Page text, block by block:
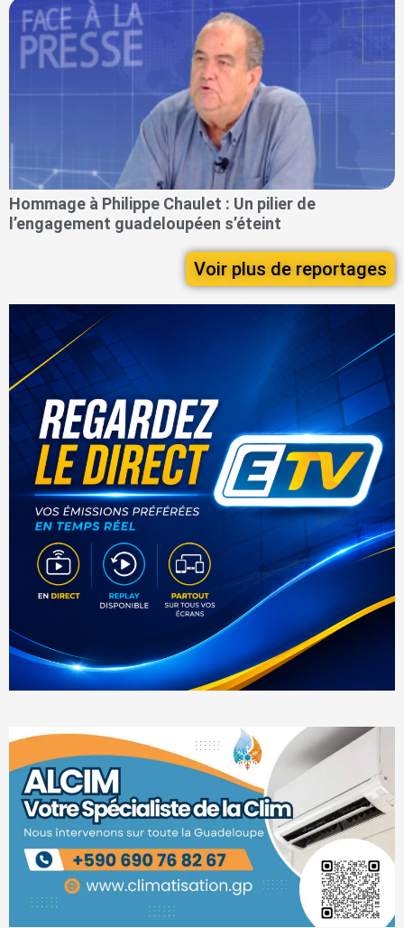
Hommage à Philippe Chaulet : Un pilier de
l’engagement guadeloupéen s’éteint
Voir plus de reportages